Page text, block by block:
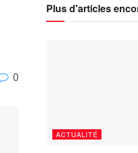
0
Plus d'articles
ACTUALITÉ